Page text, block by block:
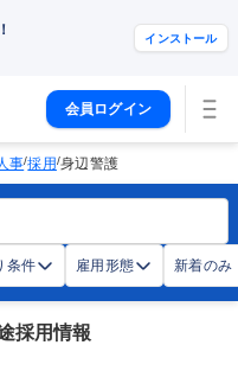
インストール
会員ログイン
事/採用/身辺警護
条件 雇用形態 新着のみ
採用情報